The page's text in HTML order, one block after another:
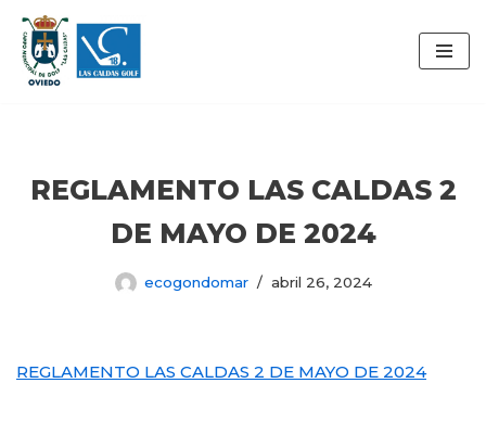
Saltar
al
REGLAMENTO LAS CALDAS 2
DE MAYO DE 2024
ecogondomar abril 26, 2024
REGLAMENTO LAS CALDAS 2 DE MAYO DE 2024